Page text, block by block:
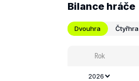
Bilance hráče
Dvouhra Čtyřhra
Rok
2026